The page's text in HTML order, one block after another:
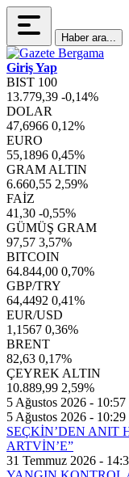
Haber ara...
Giriş Yap
BIST 100
13.779,39 -0,14%
DOLAR
47,6966 0,12%
EURO
55,1896 0,45%
GRAM ALTIN
6.660,55 2,59%
FAİZ
41,30 -0,55%
GÜMÜŞ GRAM
97,57 3,57%
BITCOIN
64.844,00 0,70%
GBP/TRY
64,4492 0,41%
EUR/USD
1,1567 0,36%
BRENT
82,63 0,17%
ÇEYREK ALTIN
10.889,99 2,59%
5 Ağustos 2026 - 10:57
5 Ağustos 2026 - 10:29
SEÇKİN’DEN ANIT
ARTVİN’E”
31 Temmuz 2026 -